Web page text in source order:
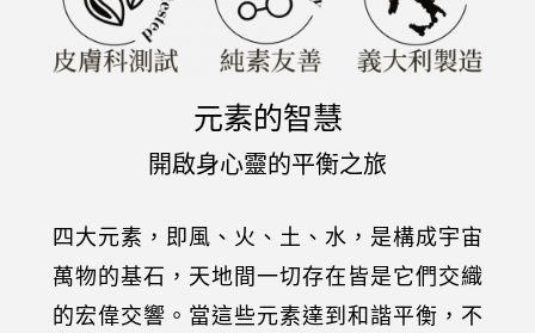
元素的智慧
開啟身心靈的平衡之旅
四大元素，即風、火、土、水，是構成宇宙
萬物的基石，天地間一切存在皆是它們交織
的宏偉交響。當這些元素達到和諧平衡，不